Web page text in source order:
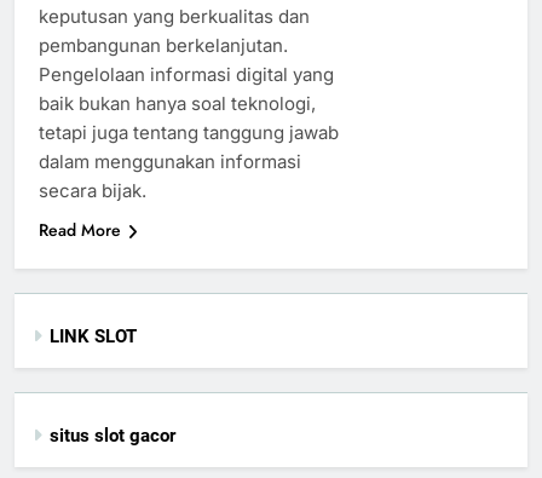
keputusan yang berkualitas dan
pembangunan berkelanjutan.
Pengelolaan informasi digital yang
baik bukan hanya soal teknologi,
tetapi juga tentang tanggung jawab
dalam menggunakan informasi
secara bijak.
Read More
LINK SLOT
situs slot gacor